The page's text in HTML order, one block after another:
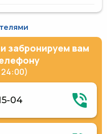
языке
забронируем вам
04